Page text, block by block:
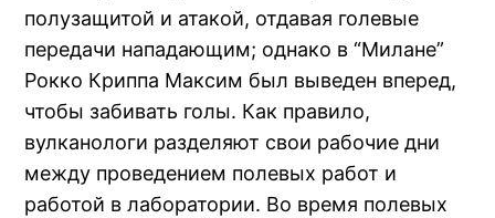
полузащитой и атакой, отдавая голевые
передачи нападающим; однако в “Милане”
Рокко Криппа Максим был выведен вперед,
чтобы забивать голы. Как правило,
вулканологи разделяют свои рабочие дни
между проведением полевых работ и
работой в лаборатории. Во время полевых